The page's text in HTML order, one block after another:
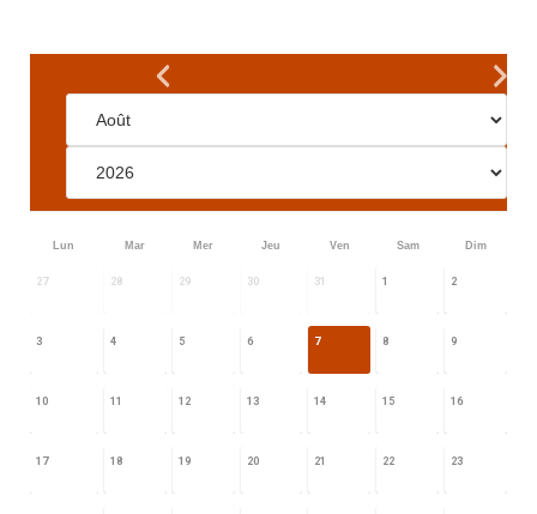
Lun Mar Mer Jeu Ven Sam Dim
27 28 29 30 31 1 2
3 4 5 6 7 8 9
10 11 12 13 14 15 16
17 18 19 20 21 22 23